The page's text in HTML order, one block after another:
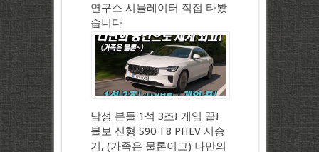
연구소 시뮬레이터 직접 타봤
습니다
남성 분들 1석 3조! 게임 끝!
볼보 신형 S90 T8 PHEV 시승
기, (가족은 물론이고) 나만의